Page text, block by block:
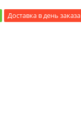
Доставка в день заказа